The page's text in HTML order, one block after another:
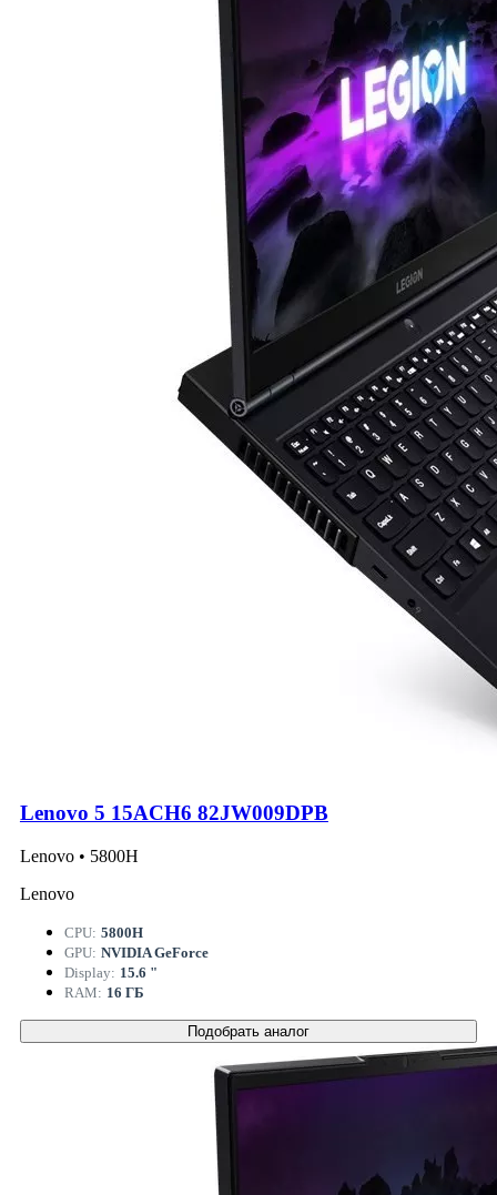
Lenovo 5 15ACH6 82JW009DPB
Lenovo • 5800H
Lenovo
CPU: 5800H
GPU: NVIDIA GeForce
Display: 15.6 "
RAM: 16 ГБ
Подобрать аналог